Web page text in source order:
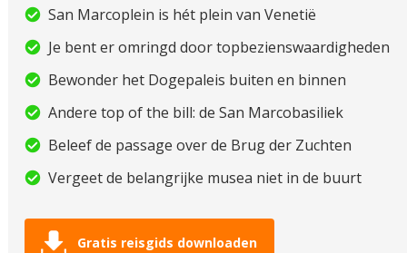
San Marcoplein is hét plein van Venetië
Je bent er omringd door topbezienswaardigheden
Bewonder het Dogepaleis buiten en binnen
Andere top of the bill: de San Marcobasiliek
Beleef de passage over de Brug der Zuchten
Vergeet de belangrijke musea niet in de buurt
Gratis reisgids downloaden